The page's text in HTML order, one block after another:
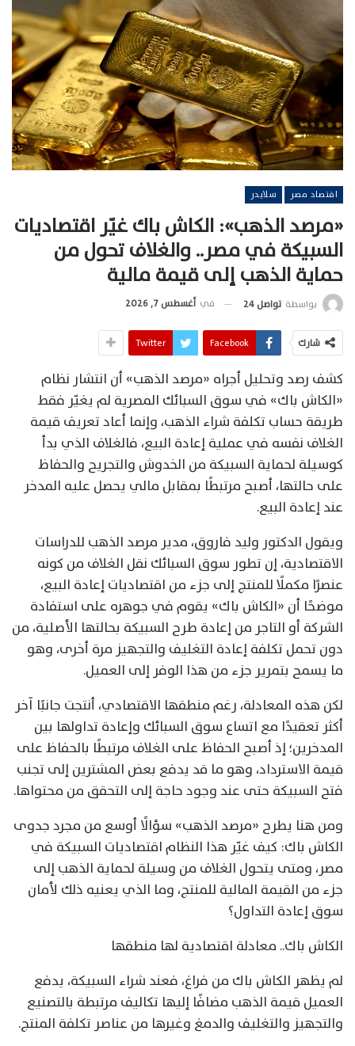
اقتصاد مصر سلايدر
«مرصد الذهب»: الكاش باك غيّر اقتصاديات
السبيكة في مصر.. والغلاف تحول من
حماية الذهب إلى قيمة مالية
بواسطة تواصل 24 في أغسطس 7, 2026
شارك Facebook
Twitter
كشف رصد وتحليل أجراه «مرصد الذهب» أن انتشار نظام
«الكاش باك» في سوق السبائك المصرية لم يغيّر فقط
طريقة حساب تكلفة شراء الذهب، وإنما أعاد تعريف قيمة
الغلاف نفسه في عملية إعادة البيع، فالغلاف الذي بدأ
كوسيلة لحماية السبيكة من الخدوش والتجريح والحفاظ
على حالتها، أصبح مرتبطًا بمقابل مالي يحصل عليه المدخر
عند إعادة البيع.
ويقول الدكتور وليد فاروق، مدير مرصد الذهب للدراسات
الاقتصادية، إن تطور سوق السبائك نقل الغلاف من كونه
عنصرًا مكملًا للمنتج إلى جزء من اقتصاديات إعادة البيع،
موضحًا أن «الكاش باك» يقوم في جوهره على استفادة
الشركة أو التاجر من إعادة طرح السبيكة بحالتها الأصلية، من
دون تحمل تكلفة إعادة التغليف والتجهيز مرة أخرى، وهو
ما يسمح بتمرير جزء من هذا الوفر إلى العميل.
لكن هذه المعادلة، رغم منطقها الاقتصادي، أنتجت جانبًا آخر
أكثر تعقيدًا مع اتساع سوق السبائك وإعادة تداولها بين
المدخرين؛ إذ أصبح الحفاظ على الغلاف مرتبطًا بالحفاظ على
قيمة الاسترداد، وهو ما قد يدفع بعض المشترين إلى تجنب
فتح السبيكة حتى عند وجود حاجة إلى التحقق من محتواها.
ومن هنا يطرح «مرصد الذهب» سؤالًا أوسع من مجرد جدوى
الكاش باك: كيف غيّر هذا النظام اقتصاديات السبيكة في
مصر، ومتى يتحول الغلاف من وسيلة لحماية الذهب إلى
جزء من القيمة المالية للمنتج، وما الذي يعنيه ذلك لأمان
سوق إعادة التداول؟
الكاش باك.. معادلة اقتصادية لها منطقها
لم يظهر الكاش باك من فراغ، فعند شراء السبيكة، يدفع
العميل قيمة الذهب مضافًا إليها تكاليف مرتبطة بالتصنيع
والتجهيز والتغليف والدمغ وغيرها من عناصر تكلفة المنتج.